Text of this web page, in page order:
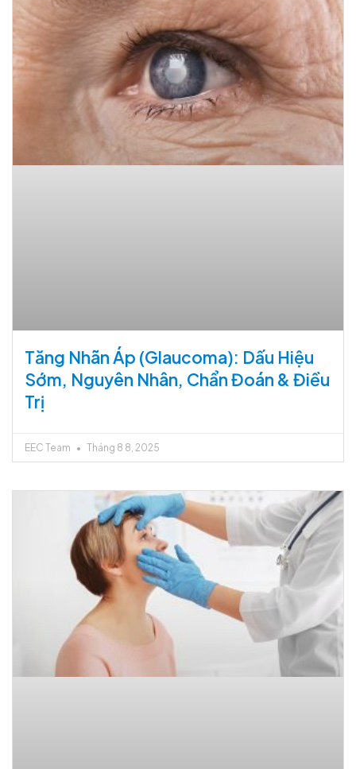
Tăng Nhãn Áp (Glaucoma): Dấu Hiệu
Sớm, Nguyên Nhân, Chẩn Đoán & Điều
Trị
EEC Team Tháng 8 8, 2025